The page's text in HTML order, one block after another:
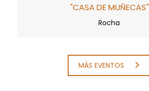
"CASA DE MUÑECAS"
Rocha
MÁS EVENTOS